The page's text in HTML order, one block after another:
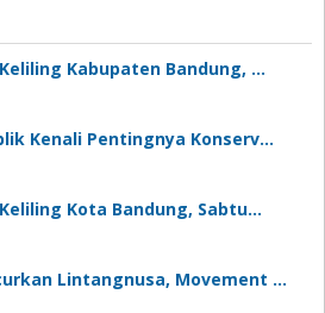
Kabupaten Bandung, …
Kenali Pentingnya Konserv…
Kota Bandung, Sabtu…
Lintangnusa, Movement …